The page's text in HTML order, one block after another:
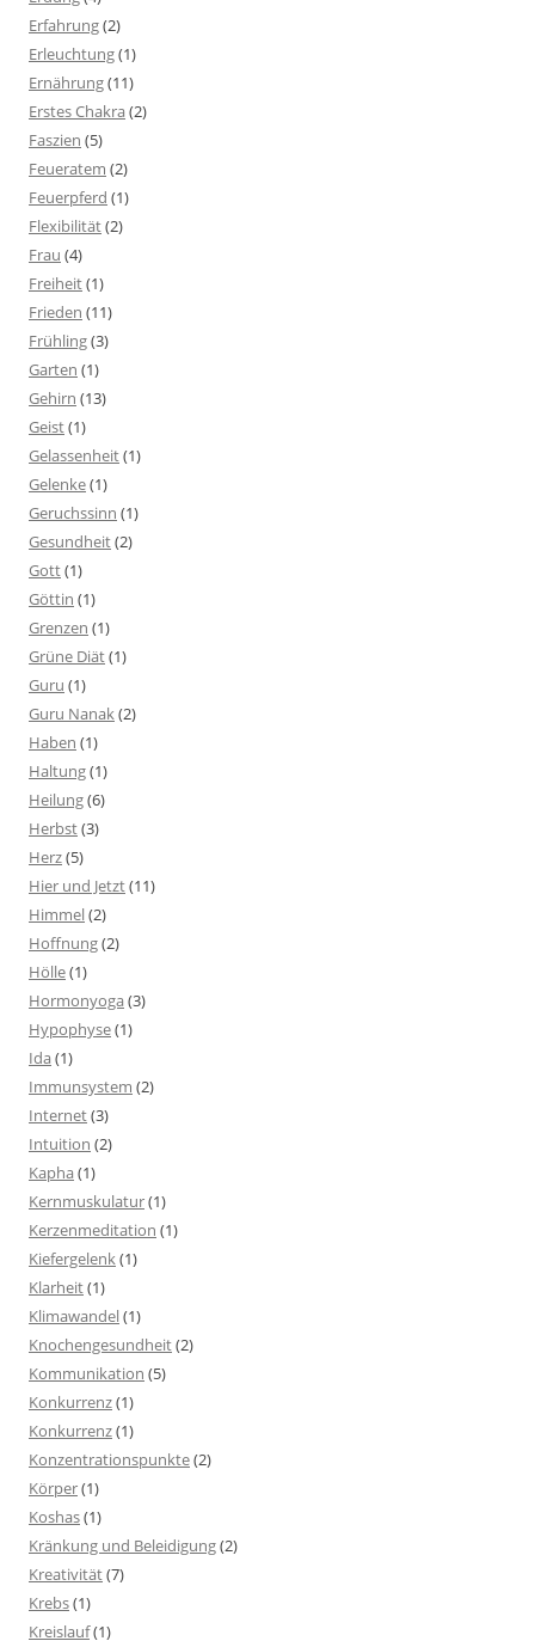
Erfahrung(2)
Erleuchtung(1)
Ernährung(11)
Erstes Chakra(2)
Faszien (5)
Feueratem (2)
Feuerpferd (1)
Flexibilität(2)
Frau (4)
Freiheit(1)
Frieden (11)
Frühling(3)
Garten (1)
Gehirn (13)
Geist(1)
Gelassenheit(1)
Gelenke(1)
Geruchssinn (1)
Gesundheit(2)
Gott(1)
Göttin (1)
Grenzen (1)
Grüne Diät(1)
Guru (1)
Guru Nanak(2)
Haben (1)
Haltung(1)
Heilung(6)
Herbst(3)
Herz(5)
Hier und Jetzt(11)
Himmel(2)
Hoffnung(2)
Hölle(1)
Hormonyoga(3)
Hypophyse(1)
Ida(1)
Immunsystem (2)
Internet(3)
Intuition (2)
Kapha(1)
Kernmuskulatur(1)
Kerzenmeditation (1)
Kiefergelenk(1)
Klarheit(1)
Klimawandel(1)
Knochengesundheit(2)
Kommunikation (5)
Konkurrenz(1)
Konkurrenz(1)
Konzentrationspunkte(2)
Körper(1)
Koshas(1)
Kränkung und Beleidigung(2)
Kreativität(7)
Krebs(1)
Kreislauf(1)